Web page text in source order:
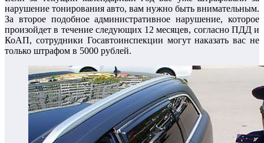
нарушение тонирования авто, вам нужно быть внимательным.
За второе подобное административное нарушение, которое
произойдет в течение следующих 12 месяцев, согласно ПДД и
КоАП, сотрудники Госавтоинспекции могут наказать вас не
только штрафом в 5000 рублей.